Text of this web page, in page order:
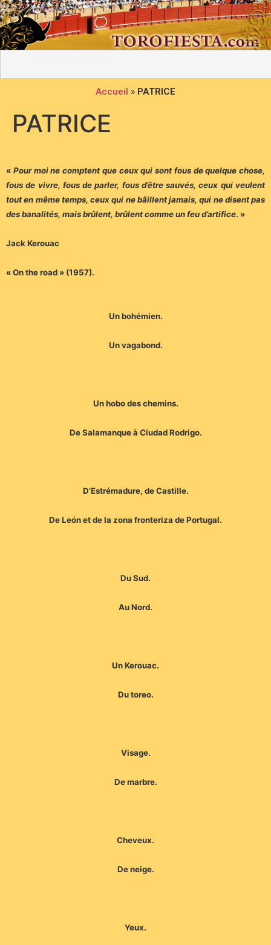
Accueil » PATRICE
PATRICE
« Pour moi ne comptent que ceux qui sont fous de quelque chose,
fous de vivre, fous de parler, fous d’être sauvés, ceux qui veulent
tout en même temps, ceux qui ne bâillent jamais, qui ne disent pas
des banalités, mais brûlent, brûlent comme un feu d’artifice. »
Jack Kerouac
« On the road » (1957).
Un bohémien.
Un vagabond.
Un hobo des chemins.
De Salamanque à Ciudad Rodrigo.
D’Estrémadure, de Castille.
De León et de la zona fronteriza de Portugal.
Du Sud.
Au Nord.
Un Kerouac.
Du toreo.
Visage.
De marbre.
Cheveux.
De neige.
Yeux.